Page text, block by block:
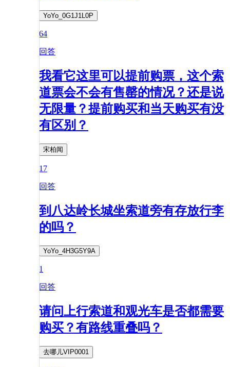
YoYo_0G1J1L0P
64
回答
我看它这里可以提前购票，这个索
道票会不会有售罄的情况？还是说
无限量？提前购买和当天购买有没
有区别？
宋柏闻
17
回答
到八达岭长城坐索道旁有存放行李
的吗？
YoYo_4H3G5Y9A
1
回答
请问上行索道和观光车是否都需要
购买？有路线重叠吗？
去哪儿VIP0001